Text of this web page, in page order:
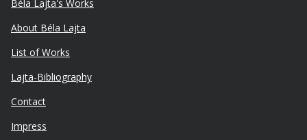
Béla Lajta's Works
About Béla Lajta
List of Works
Lajta-Bibliography
Lábléc
másodlagos
Contact
Impress